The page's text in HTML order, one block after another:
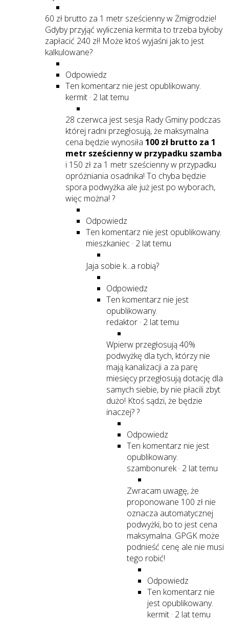
60 zł brutto za 1 metr sześcienny w Żmigrodzie!
Gdyby przyjąć wyliczenia kermita to trzeba byłoby
zapłacić 240 zł! Może ktoś wyjaśni jak to jest
kalkulowane?
Odpowiedz
Ten komentarz nie jest opublikowany.
kermit · 2 lat temu
28 czerwca jest sesja Rady Gminy podczas
której radni przegłosują, że maksymalna
cena będzie wynosiła 100 zł brutto za 1
metr sześcienny w przypadku szamba
i 150 zł za 1 metr sześcienny w przypadku
opróżniania osadnika! To chyba będzie
spora podwyżka ale już jest po wyborach,
więc można! ?
Odpowiedz
Ten komentarz nie jest opublikowany.
mieszkaniec · 2 lat temu
Jaja sobie k...a robią?
Odpowiedz
Ten komentarz nie jest
opublikowany.
redaktor · 2 lat temu
Wpierw przegłosują 40%
podwyżkę dla tych, którzy nie
mają kanalizacji a za parę
miesięcy przegłosują dotację dla
samych siebie, by nie płacili zbyt
dużo! Ktoś sądzi, że będzie
inaczej? ?
Odpowiedz
Ten komentarz nie jest
opublikowany.
szambonurek · 2 lat temu
Zwracam uwagę, że
proponowane 100 zł nie
oznacza automatycznej
podwyżki, bo to jest cena
maksymalna. GPGK może
podnieść cenę ale nie musi
tego robić!
Odpowiedz
Ten komentarz nie
jest opublikowany.
kermit · 2 lat temu